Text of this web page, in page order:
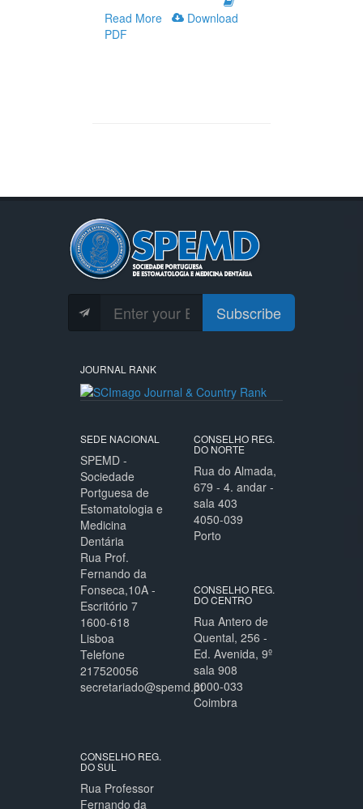
Read More
Download
PDF
Subscribe
JOURNAL RANK
SEDE NACIONAL
SPEMD -
Sociedade
Portguesa de
Estomatologia e
Medicina
Dentária
Rua Prof.
Fernando da
Fonseca,10A -
Escritório 7
1600-618
Lisboa
Telefone
217520056
secretariado@spemd.pt
CONSELHO REG.
DO NORTE
Rua do Almada,
679 - 4. andar -
sala 403
4050-039
Porto
CONSELHO REG.
DO CENTRO
Rua Antero de
Quental, 256 -
Ed. Avenida, 9º
sala 908
3000-033
Coimbra
CONSELHO REG.
DO SUL
Rua Professor
Fernando da